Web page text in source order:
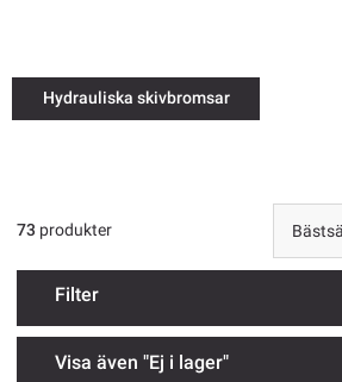
Hydrauliska skivbromsar
Filter
Visa även "Ej i lager"
73 produkter